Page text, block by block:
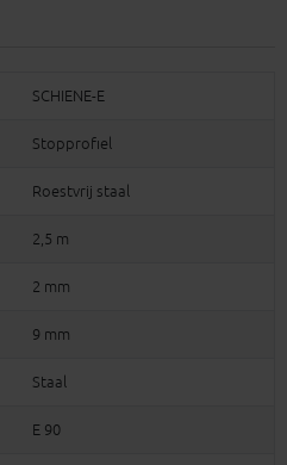
SCHIENE-E
Stopprofiel
Roestvrij staal
2,5 m
2 mm
9 mm
Staal
E 90